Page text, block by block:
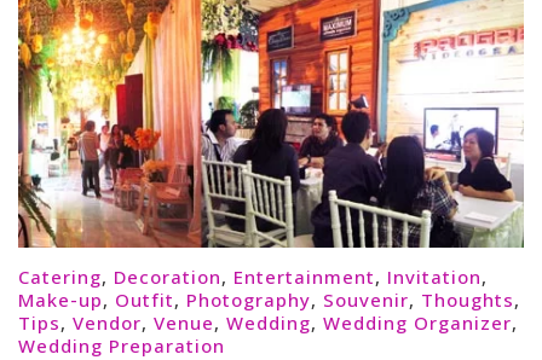
Catering, Decoration, Entertainment, Invitation,
Make-up, Outfit, Photography, Souvenir, Thoughts,
Tips, Vendor, Venue, Wedding, Wedding Organizer,
Wedding Preparation